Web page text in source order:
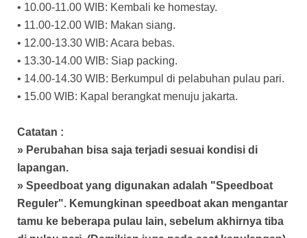
• 10.00-11.00 WIB: Kembali ke homestay.
• 11.00-12.00 WIB: Makan siang.
• 12.00-13.30 WIB: Acara bebas.
• 13.30-14.00 WIB: Siap packing.
• 14.00-14.30 WIB: Berkumpul di pelabuhan pulau pari.
• 15.00 WIB: Kapal berangkat menuju jakarta.
Catatan :
» Perubahan bisa saja terjadi sesuai kondisi di
lapangan.
» Speedboat yang digunakan adalah "Speedboat
Reguler". Kemungkinan speedboat akan mengantar
tamu ke beberapa pulau lain, sebelum akhirnya tiba